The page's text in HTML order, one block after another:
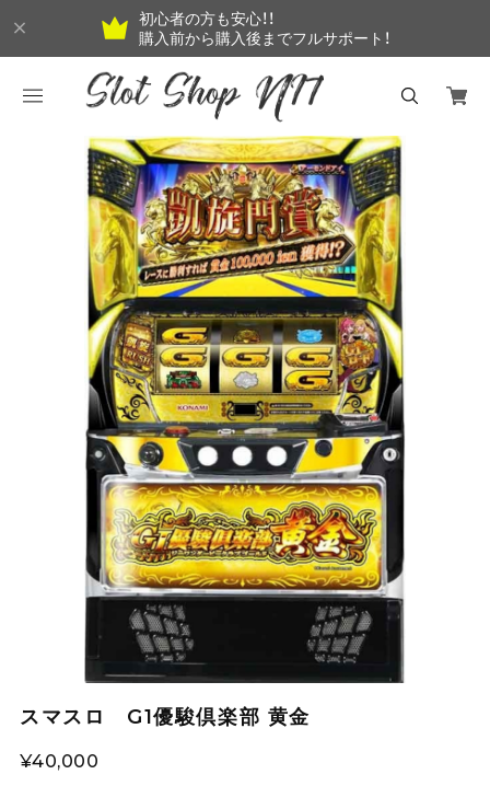
初心者の方も安心！！
購入前から購入後までフルサポート！
スマスロ G1優駿倶楽部 黄金
¥40,000